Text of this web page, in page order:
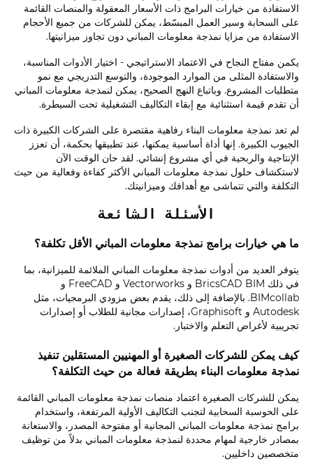
الاستفادة من خيارات البرامج ذات الأسعار المعقولة والمنصات القائمة
على السحابة وسير العمل المبسّط، يمكن للشركات من جميع الأحجام
الاستفادة من مزايا نمذجة معلومات المباني دون تجاوز ميزانيتها.
يكمن مفتاح النجاح في الاعتماد الاستراتيجي - اختيار الأدوات المناسبة،
والاستفادة المثلى من الموارد الموجودة، والتوسع التدريجي مع نمو
متطلبات المشروع. وباتباع النهج الصحيح، يمكن لنمذجة معلومات المباني
أن تقدم قيمة استثنائية مع إبقاء التكاليف التشغيلية تحت السيطرة.
لم تعد نمذجة معلومات البناء رفاهية مقتصرة على الشركات الكبيرة ذات
الجيوب الكبيرة. إنها أداة أساسية يمكنها، عند تطبيقها بحكمة، أن تعزز
الإنتاجية والربحية في أي مشروع إنشائي. لقد حان الوقت الآن
لاستكشاف حلول نمذجة معلومات المباني الأكثر كفاءة وفعالية من حيث
التكلفة والتي تتماشى مع أهدافك وميزانيتك.
الأسئلة الشائعة
ما هي خيارات برامج نمذجة معلومات المباني الأقل تكلفة؟
يتوفر العديد من أدوات نمذجة معلومات المباني الملائمة للميزانية، بما
في ذلك BricsCAD BIM و Vectorworks و FreeCAD و
BIMcollab. بالإضافة إلى ذلك، يقدم بعض مزودي البرمجيات، مثل
Autodesk و Graphisoft، إصدارات مجانية للطلاب أو إصدارات
تجريبية لأغراض التعلم والاختبار.
كيف يمكن للشركات الصغيرة أو المهنيين المستقلين تنفيذ
نمذجة معلومات البناء بطريقة فعالة من حيث التكلفة؟
يمكن للشركات الصغيرة اعتماد منصات نمذجة معلومات المباني القائمة
على الحوسبة السحابية لتجنب التكاليف الأولية المرتفعة، واستخدام
برامج نمذجة معلومات المباني المجانية أو مفتوحة المصدر، والاستعانة
بمصادر خارجية لمهام محددة لنمذجة معلومات المباني بدلاً من توظيف
متخصصين داخليين.